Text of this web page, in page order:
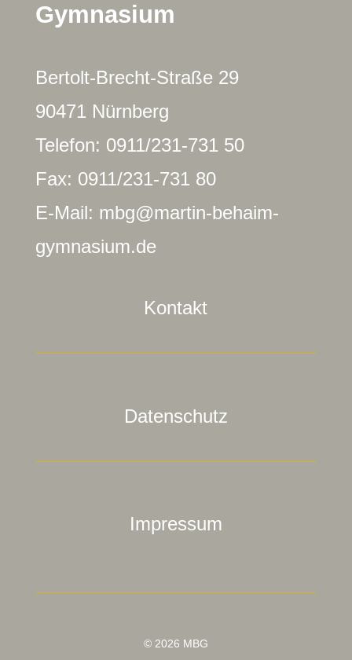
Gymnasium
Bertolt-Brecht-Straße 29
90471 Nürnberg
Telefon: 0911/231-731 50
Fax: 0911/231-731 80
E-Mail: mbg@martin-behaim-
gymnasium.de
Kontakt
Datenschutz
Impressum
© 2026 MBG